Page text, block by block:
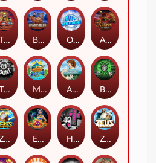
The Crime File Behind Bars: Masterplan Opa Santorini! Arena of Iron
THE COUNT MARLIN MASTERS: THE BIG HAUL Aiko and the Wind Spirit Booze Bash
Ze Zeus Eye of Medusa Hot Ross Zeus Ze Zecond